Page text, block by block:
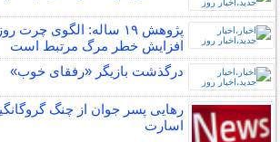
پژوهش ۱۹ ساله: الگوی چرت
افزایش خطر مرگ مرتبط است
درگذشت بازیگر «رفقای خوب»
اسارت